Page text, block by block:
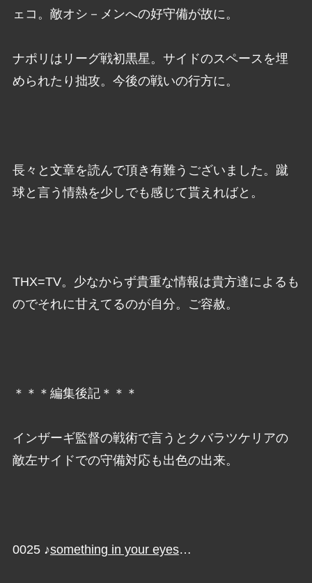
ェコ。敵オシ－メンへの好守備が故に。
ナポリはリーグ戦初黒星。サイドのスペースを埋
められたり拙攻。今後の戦いの行方に。
長々と文章を読んで頂き有難うございました。蹴
球と言う情熱を少しでも感じて貰えればと。
THX=TV。少なからず貴重な情報は貴方達によるも
のでそれに甘えてるのが自分。ご容赦。
＊＊＊編集後記＊＊＊
インザーギ監督の戦術で言うとクバラツケリアの
敵左サイドでの守備対応も出色の出来。
0025 ♪something in your eyes…